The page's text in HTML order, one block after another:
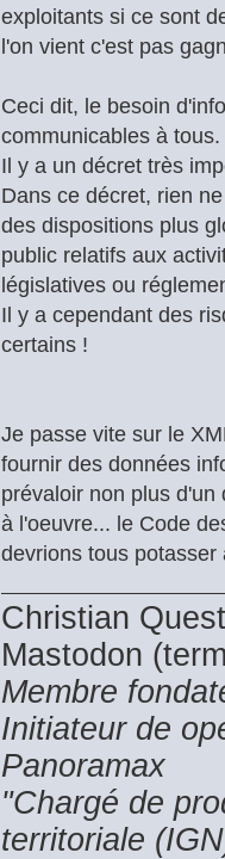
exploitants si ce sont
l'on vient c'est pas
Ceci dit, le besoin
communicables à tous.
Il y a un décret très
Dans ce décret, rien
des dispositions plus
public relatifs aux
législatives ou
Il y a cependant des
certains !
Je passe vite sur le
fournir des données
prévaloir non plus
à l'oeuvre... le Code
devrions tous
Christian
Mastodon
Membre
Initiateur de
Panoramax
"Chargé de
territoriale